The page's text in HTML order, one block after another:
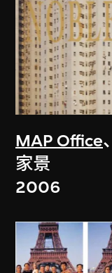
MAP Office、
家景
2006